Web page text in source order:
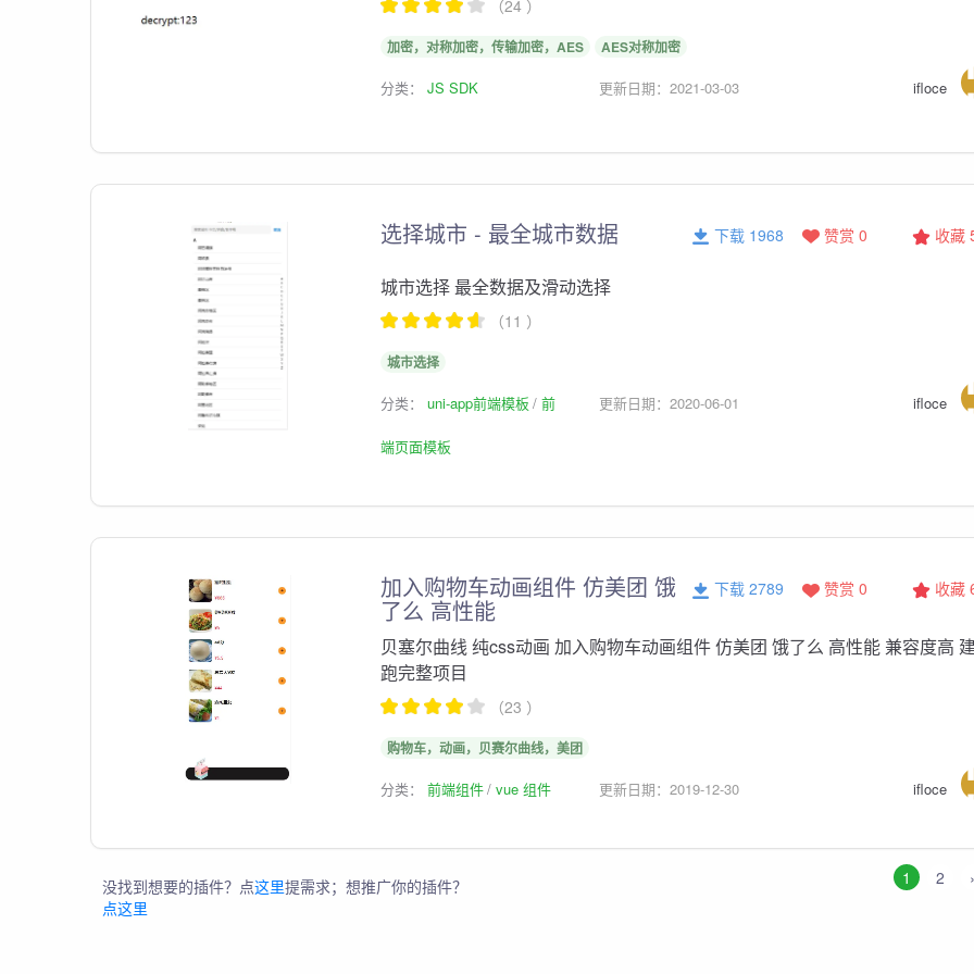
（24 ）
加密，对称加密，传输加密，AES AES对称加密
分类： JS SDK 更新日期：2021-03-03 ifloce
选择城市 - 最全城市数据 收藏
赞赏 0
下载 1968
城市选择 最全数据及滑动选择
（11 ）
城市选择
分类： uni-app前端模板 前
端页面模板
更新日期：2020-06-01 ifloce
加入购物车动画组件 仿美团 饿
了么 高性能
收藏
赞赏 0
下载 2789
贝塞尔曲线 纯css动画 加入购物车动画组件 仿美团 饿了么 高性能 兼容度高
跑完整项目
（23 ）
购物车，动画，贝赛尔曲线，美团
分类： 前端组件 vue 组件 更新日期：2019-12-30 ifloce
没找到想要的插件？点这里提需求；想推广你的插件？
点这里
1 2